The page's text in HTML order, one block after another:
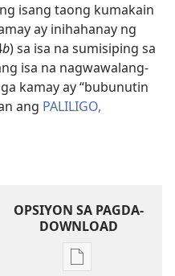
isang taong kumakain
ay inihahanay ng
b) sa isa na sumisiping sa
isa na nagwawalang-
kamay ay “bubunutin
ang PALILIGO,
OPSIYON SA PAGDA-
DOWNLOAD
Opsiyon